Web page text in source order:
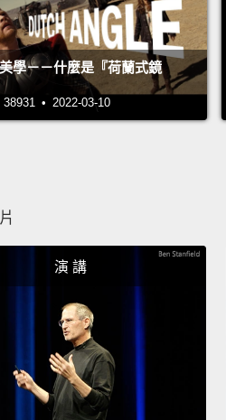
學－－什麼是『荷蘭式鏡
38931 • 2022-03-10
演 講